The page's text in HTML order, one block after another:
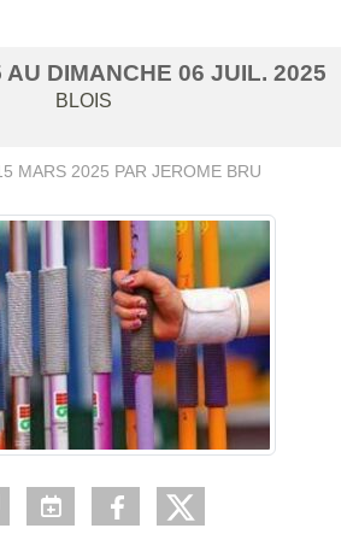
AU DIMANCHE 06 JUIL. 2025
BLOIS
MARS 2025 PAR JEROME BRU